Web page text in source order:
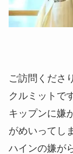
ご訪問くださ
クルミットで
キップンに嫌
がめいってし
ハインの嫌が